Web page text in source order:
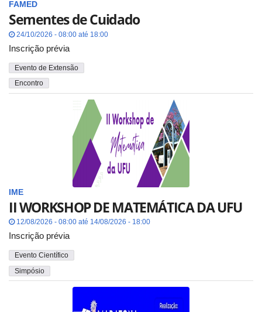
FAMED
Sementes de Cuidado
24/10/2026 - 08:00 até 18:00
Inscrição prévia
Evento de Extensão
Encontro
IME
II WORKSHOP DE MATEMÁTICA DA UFU
12/08/2026 - 08:00 até 14/08/2026 - 18:00
Inscrição prévia
Evento Científico
Simpósio